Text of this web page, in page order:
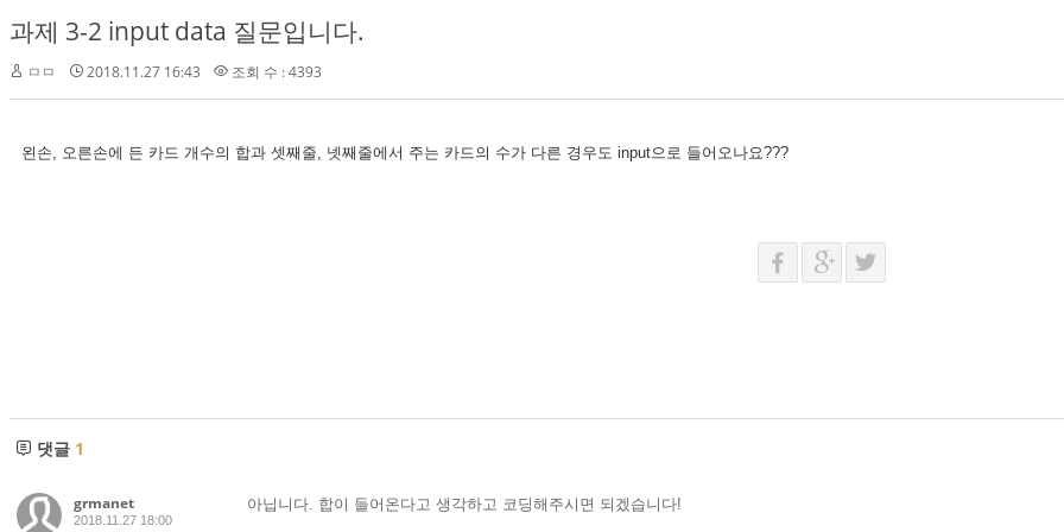
과제 3-2 input data 질문입니다.
ㅁㅁ 2018.11.27 16:43 조회 수 : 4393
왼손, 오른손에 든 카드 개수의 합과 셋째줄, 넷째줄에서 주는 카드의 수가 다른 경우도 input으로 들어오나요???
댓글 1
grmanet
2018.11.27 18:00
아닙니다. 합이 들어온다고 생각하고 코딩해주시면 되겠습니다!